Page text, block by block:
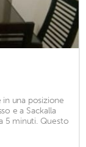
in una posizione
e a Sackalla
5 minuti. Questo